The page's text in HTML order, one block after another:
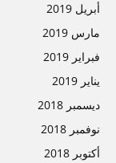
أبريل 2019
مارس 2019
فبراير 2019
يناير 2019
ديسمبر 2018
نوفمبر 2018
أكتوبر 2018